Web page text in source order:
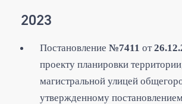
2023
Постановление №7411 от
проекту планировки
магистральной улицей
утвержденному